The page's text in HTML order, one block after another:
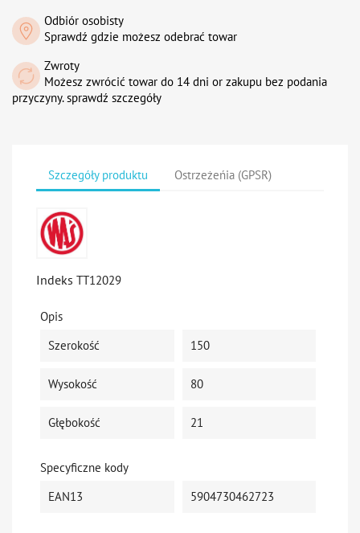
Odbiór osobisty
Sprawdź gdzie możesz odebrać towar
Zwroty
Możesz zwrócić towar do 14 dni or zakupu bez podania
przyczyny. sprawdź szczegóły
Szczegóły produktu Ostrzeżeńia (GPSR)
Indeks TT12029
Opis
Szerokość
150
Wysokość 80
Głębokość 21
Specyficzne kody
EAN13
5904730462723